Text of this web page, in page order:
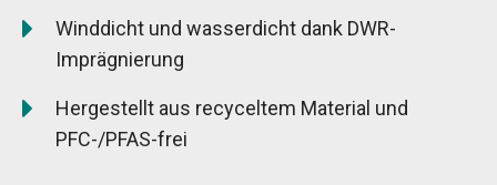
Winddicht und wasserdicht dank DWR-
Imprägnierung
Hergestellt aus recyceltem Material und
PFC-/PFAS-frei